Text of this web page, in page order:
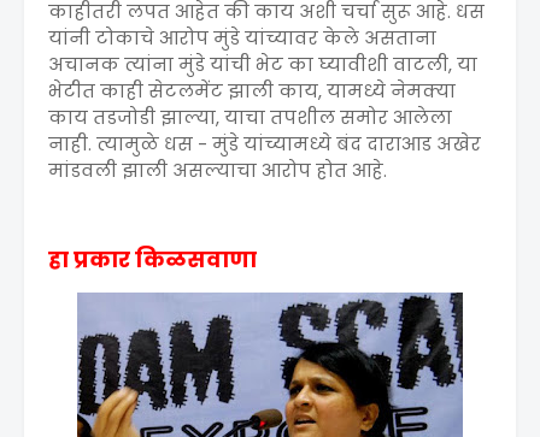
काहीतरी लपत आहेत की काय अशी चर्चा सुरू आहे. धस
यांनी टोकाचे आरोप मुंडे यांच्यावर केले असताना
अचानक त्यांना मुंडे यांची भेट का घ्यावीशी वाटली, या
भेटीत काही सेटलमेंट झाली काय, यामध्ये नेमक्या
काय तडजोडी झाल्या, याचा तपशील समोर आलेला
नाही. त्यामुळे धस - मुंडे यांच्यामध्ये बंद दाराआड अखेर
मांडवली झाली असल्याचा आरोप होत आहे.
हा प्रकार किळसवाणा